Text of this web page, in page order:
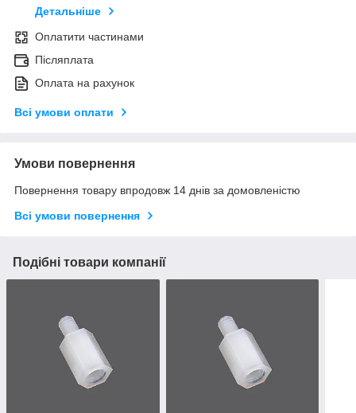
Детальніше
Оплатити частинами
Післяплата
Оплата на рахунок
Всі умови оплати
Умови повернення
Повернення товару впродовж 14 днів за домовленістю
Всі умови повернення
Подібні товари компанії